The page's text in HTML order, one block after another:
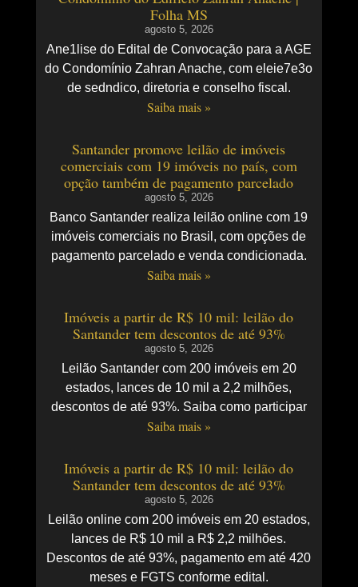
Folha MS
agosto 5, 2026
Ane1lise do Edital de Convocação para a AGE
do Condomínio Zahran Anache, com eleie7e3o
de sedndico, diretoria e conselho fiscal.
Saiba mais »
Santander promove leilão de imóveis
comerciais com 19 imóveis no país, com
opção também de pagamento parcelado
agosto 5, 2026
Banco Santander realiza leilão online com 19
imóveis comerciais no Brasil, com opções de
pagamento parcelado e venda condicionada.
Saiba mais »
Imóveis a partir de R$ 10 mil: leilão do
Santander tem descontos de até 93%
agosto 5, 2026
Leilão Santander com 200 imóveis em 20
estados, lances de 10 mil a 2,2 milhões,
descontos de até 93%. Saiba como participar
Saiba mais »
Imóveis a partir de R$ 10 mil: leilão do
Santander tem descontos de até 93%
agosto 5, 2026
Leilão online com 200 imóveis em 20 estados,
lances de R$ 10 mil a R$ 2,2 milhões.
Descontos de até 93%, pagamento em até 420
meses e FGTS conforme edital.